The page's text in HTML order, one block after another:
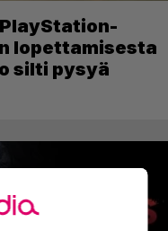
lopettamisesta
silti pysyä